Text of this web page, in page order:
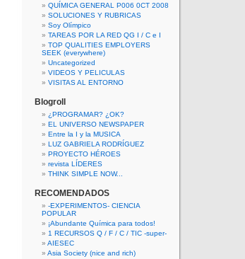
QUÍMICA GENERAL P006 0CT 2008
SOLUCIONES Y RUBRICAS
Soy Olímpico
TAREAS POR LA RED QG I / C e I
TOP QUALITIES EMPLOYERS
SEEK (everywhere)
Uncategorized
VIDEOS Y PELICULAS
VISITAS AL ENTORNO
Blogroll
¿PROGRAMAR? ¿OK?
EL UNIVERSO NEWSPAPER
Entre la I y la MUSICA
LUZ GABRIELA RODRÍGUEZ
PROYECTO HÉROES
revista LÍDERES
THINK SIMPLE NOW...
RECOMENDADOS
-EXPERIMENTOS- CIENCIA
POPULAR
¡Abundante Química para todos!
1 RECURSOS Q / F / C / TIC -super-
AIESEC
Asia Society (nice and rich)